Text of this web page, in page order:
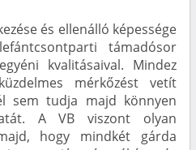
és ellenálló képessége
támadósor
kvalitásaival. Mindez
mérkőzést vetít
sem tudja majd könnyen
A VB viszont olyan
hogy mindkét gárda